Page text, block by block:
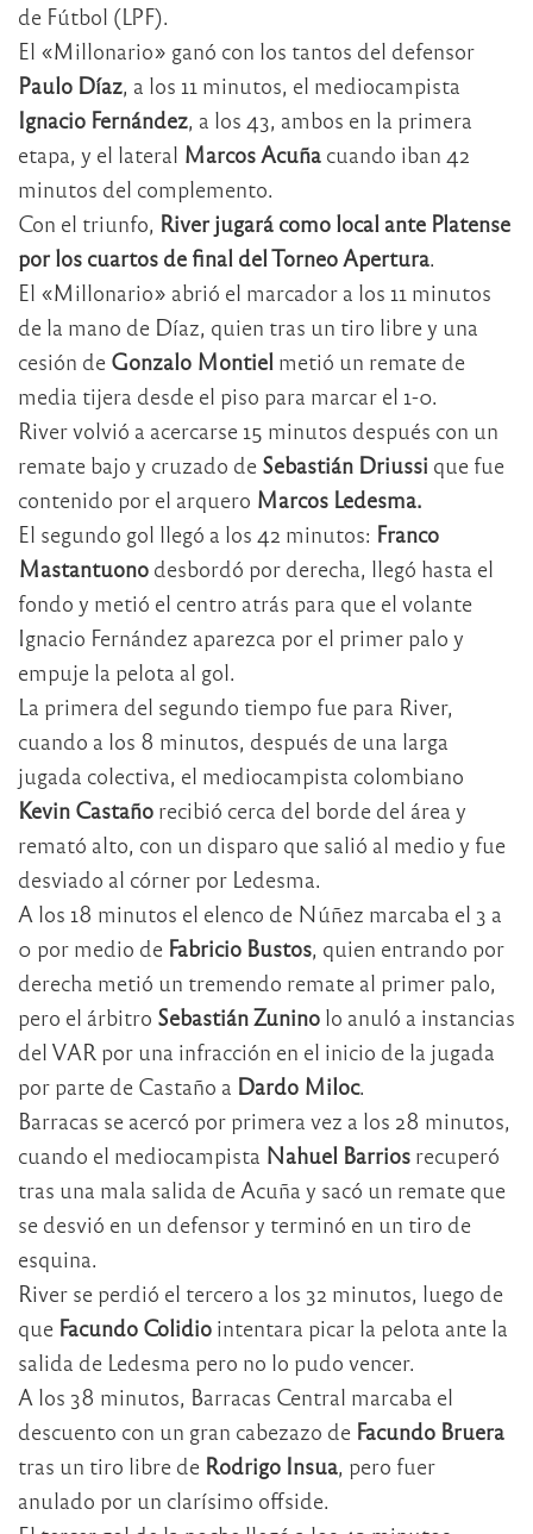
de Fútbol (LPF).
El «Millonario» ganó con los tantos del defensor
Paulo Díaz, a los 11 minutos, el mediocampista
Ignacio Fernández, a los 43, ambos en la primera
etapa, y el lateral Marcos Acuña cuando iban 42
minutos del complemento.
Con el triunfo, River jugará como local ante Platense
por los cuartos de final del Torneo Apertura.
El «Millonario» abrió el marcador a los 11 minutos
de la mano de Díaz, quien tras un tiro libre y una
cesión de Gonzalo Montiel metió un remate de
media tijera desde el piso para marcar el 1-0.
River volvió a acercarse 15 minutos después con un
remate bajo y cruzado de Sebastián Driussi que fue
contenido por el arquero Marcos Ledesma.
El segundo gol llegó a los 42 minutos: Franco
Mastantuono desbordó por derecha, llegó hasta el
fondo y metió el centro atrás para que el volante
Ignacio Fernández aparezca por el primer palo y
empuje la pelota al gol.
La primera del segundo tiempo fue para River,
cuando a los 8 minutos, después de una larga
jugada colectiva, el mediocampista colombiano
Kevin Castaño recibió cerca del borde del área y
remató alto, con un disparo que salió al medio y fue
desviado al córner por Ledesma.
A los 18 minutos el elenco de Núñez marcaba el 3 a
0 por medio de Fabricio Bustos, quien entrando por
derecha metió un tremendo remate al primer palo,
pero el árbitro Sebastián Zunino lo anuló a instancias
del VAR por una infracción en el inicio de la jugada
por parte de Castaño a Dardo Miloc.
Barracas se acercó por primera vez a los 28 minutos,
cuando el mediocampista Nahuel Barrios recuperó
tras una mala salida de Acuña y sacó un remate que
se desvió en un defensor y terminó en un tiro de
esquina.
River se perdió el tercero a los 32 minutos, luego de
que Facundo Colidio intentara picar la pelota ante la
salida de Ledesma pero no lo pudo vencer.
A los 38 minutos, Barracas Central marcaba el
descuento con un gran cabezazo de Facundo Bruera
tras un tiro libre de Rodrigo Insua, pero fuer
anulado por un clarísimo offside.